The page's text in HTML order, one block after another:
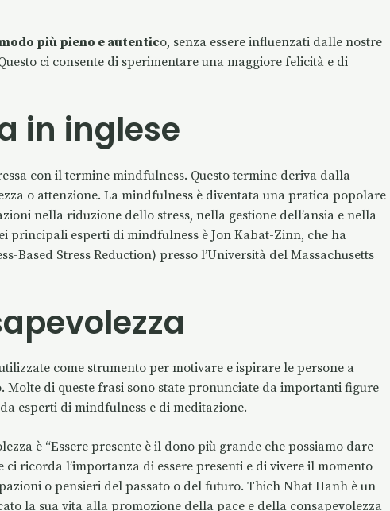
più pieno e autentico, senza essere influenzati dalle nostre
ci consente di sperimentare una maggiore felicità e di
in inglese
con il termine mindfulness. Questo termine deriva dalla
o attenzione. La mindfulness è diventata una pratica popolare
nella riduzione dello stress, nella gestione dell’ansia e nella
principali esperti di mindfulness è Jon Kabat-Zinn, che ha
Based Stress Reduction) presso l’Università del Massachusetts
come strumento per motivare e ispirare le persone a
Molte di queste frasi sono state pronunciate da importanti figure
esperti di mindfulness e di meditazione.
è “Essere presente è il dono più grande che possiamo dare
ricorda l’importanza di essere presenti e di vivere il momento
o pensieri del passato o del futuro. Thich Nhat Hanh è un
la sua vita alla promozione della pace e della consapevolezza